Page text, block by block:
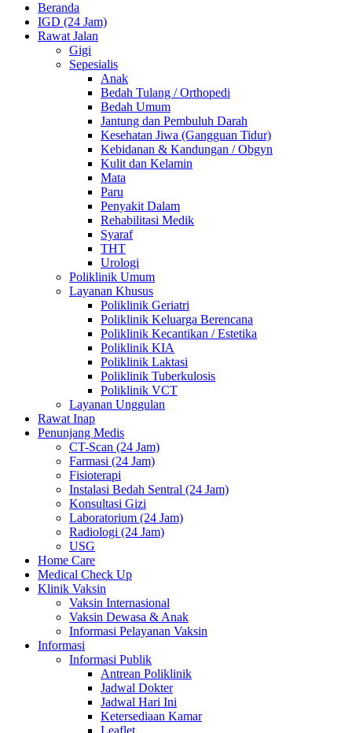
Beranda
IGD (24 Jam)
Rawat Jalan
Gigi
Sepesialis
Anak
Bedah Tulang / Orthopedi
Bedah Umum
Jantung dan Pembuluh Darah
Kesehatan Jiwa (Gangguan Tidur)
Kebidanan & Kandungan / Obgyn
Kulit dan Kelamin
Mata
Paru
Penyakit Dalam
Rehabilitasi Medik
Syaraf
THT
Urologi
Poliklinik Umum
Layanan Khusus
Poliklinik Geriatri
Poliklinik Keluarga Berencana
Poliklinik Kecantikan / Estetika
Poliklinik KIA
Poliklinik Laktasi
Poliklinik Tuberkulosis
Poliklinik VCT
Layanan Unggulan
Rawat Inap
Penunjang Medis
CT-Scan (24 Jam)
Farmasi (24 Jam)
Fisioterapi
Instalasi Bedah Sentral (24 Jam)
Konsultasi Gizi
Laboratorium (24 Jam)
Radiologi (24 Jam)
USG
Home Care
Medical Check Up
Klinik Vaksin
Vaksin Internasional
Vaksin Dewasa & Anak
Informasi Pelayanan Vaksin
Informasi
Informasi Publik
Antrean Poliklinik
Jadwal Dokter
Jadwal Hari Ini
Ketersediaan Kamar